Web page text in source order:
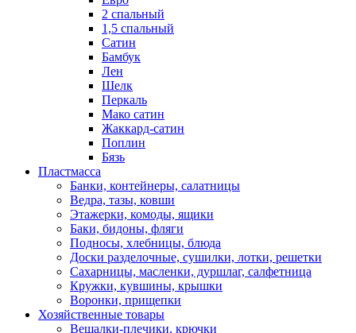
2 спальный
1,5 спальный
Сатин
Бамбук
Лен
Шелк
Перкаль
Мако сатин
Жаккард-сатин
Поплин
Бязь
Пластмасса
Банки, контейнеры, салатницы
Ведра, тазы, ковши
Этажерки, комоды, ящики
Баки, бидоны, фляги
Подносы, хлебницы, блюда
Доски разделочные, сушилки, лотки, решетки
Сахарницы, масленки, дуршлаг, салфетница
Кружки, кувшины, крышки
Воронки, прищепки
Хозяйственные товары
Вешалки-плечики, крючки